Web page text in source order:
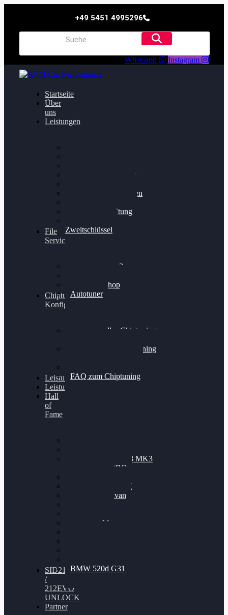
+49 5451 4995296
Whatsapp Instagram
Startseite
Über
uns
Leistungen
Getriebeoptimierung
Bremsscheiben planen
Felgenaufbereitung
Zweitschlüssel
File
Service
Alientech Kess3
Alientech Shop
Autotuner
Chiptuning
Konfigurator
Professionelles Chiptuning
Professionelles Chiptuning
FAQ zum Chiptuning
Leistungsmessung
Leistungsprüfstand
Hall
of
Fame
Nissan GT-R35 3.8 MK3
V6 TWINTURBO
VW Passat 2.0TDI
VW T6 Multivan
BMW 120d
BMW 520d G31
SID212
/
212EVO
UNLOCK
Partner